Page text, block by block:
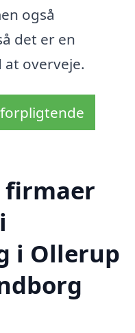
også
det er en
overveje.
firmaer
i Ollerup